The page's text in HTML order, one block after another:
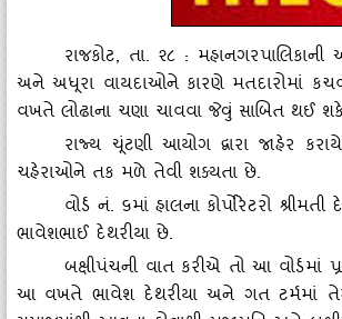
રાજકોટ, તા. ૨૮ : મહાનગરપાલિકાની
અને અધૂરા વાયદાઓને કારણે મતદારોમાં
વખતે લોઢાના ચણા ચાવવા જેવું સાબિત થઈ
રાજ્‍ય ચૂંટણી આયોગ દ્વારા જાહેર
ચહેરાઓને તક મળે તેવી શક્‍યતા છે.
વોર્ડ નં. ૬માં હાલના કોર્પોરેટરો
ભાવેશભાઈ દેથરીયા છે.
બક્ષીપંચની વાત કરીએ તો આ વોર્ડમાં
આ વખતે ભાવેશ દેથરીયા અને ગત ટર્મમાં